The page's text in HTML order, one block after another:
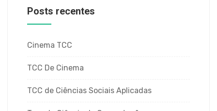
Posts recentes
Cinema TCC
TCC De Cinema
TCC de Ciências Sociais Aplicadas